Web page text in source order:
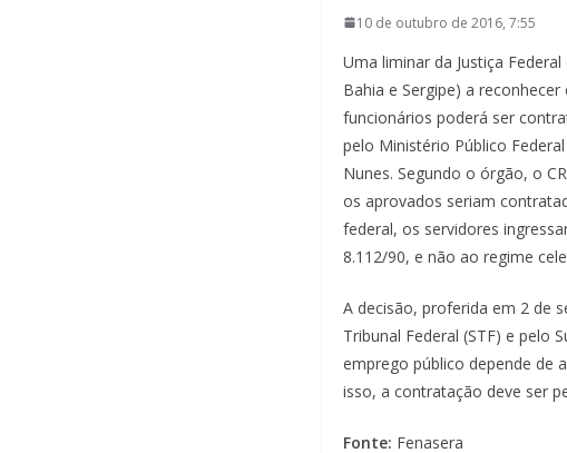
10 de outubro de 2016, 7:55
Uma liminar da Justiça
Bahia e Sergipe) a
funcionários poderá ser
pelo Ministério Público
Nunes. Segundo o órgão, o
os aprovados seriam
federal, os servidores
8.112/90, e não ao regime
A decisão, proferida em 2 de
Tribunal Federal (STF) e pelo
emprego público depende de
isso, a contratação deve ser
Fonte: Fenasera